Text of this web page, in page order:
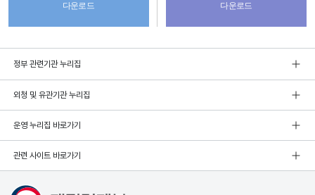
다운로드 다운로드
정부 관련기관 누리집
외청 및 유관기관 누리집
운영 누리집 바로가기
관련 사이트 바로가기